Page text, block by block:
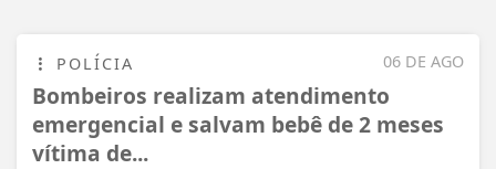
06 DE AGO
POLÍCIA
Bombeiros realizam atendimento
emergencial e salvam bebê de 2 meses
vítima de...